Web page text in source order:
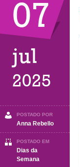
07
jul
2025
POSTADO POR
Anna Rebello
POSTADO EM
Dias da
Semana